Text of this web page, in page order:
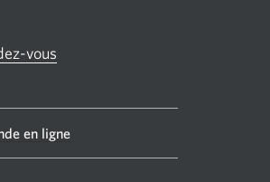
vous
en ligne